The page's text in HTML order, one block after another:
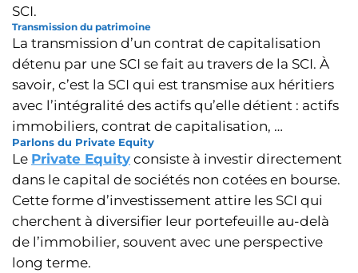
SCI.
Transmission du patrimoine
La transmission d’un contrat de capitalisation
détenu par une SCI se fait au travers de la SCI. À
savoir, c’est la SCI qui est transmise aux héritiers
avec l’intégralité des actifs qu’elle détient : actifs
immobiliers, contrat de capitalisation, …
Parlons du Private Equity
Le Private Equity consiste à investir directement
dans le capital de sociétés non cotées en bourse.
Cette forme d’investissement attire les SCI qui
cherchent à diversifier leur portefeuille au-delà
de l’immobilier, souvent avec une perspective
long terme.